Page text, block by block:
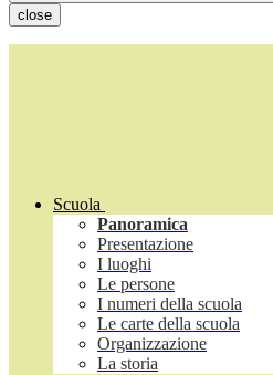
close
Scuola
Panoramica
Presentazione
I luoghi
Le persone
I numeri della scuola
Le carte della scuola
Organizzazione
La storia